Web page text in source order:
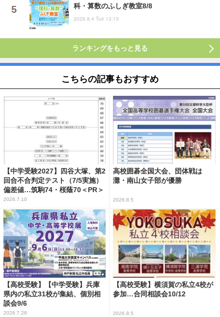
科・算数のふしぎ教室8/8
2026.8.4 Tue 13:15
ランキングをもっと見る
こちらの記事もおすすめ
【中学受験2027】四谷大塚、第2
回合不合判定テスト（7/5実施）
偏差値…筑駒74・桜蔭70＜PR＞
2026.7.10
高校囲碁全国大会、団体戦は
灘・南山女子部が優勝
2026.8.5
【高校受験】【中学受験】兵庫
県内の私立31校が集結、個別相
談会9/6
2026.7.28
【高校受験】横須賀の私立4校が
参加…合同相談会10/12
2026.8.5